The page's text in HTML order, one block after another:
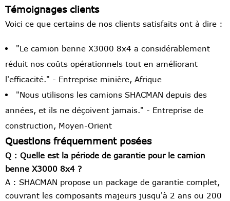
Témoignages clients
Voici ce que certains de nos clients satisfaits ont à dire :
"Le camion benne X3000 8x4 a considérablement
réduit nos coûts opérationnels tout en améliorant
l'efficacité." - Entreprise minière, Afrique
"Nous utilisons les camions SHACMAN depuis des
années, et ils ne déçoivent jamais." - Entreprise de
construction, Moyen-Orient
Questions fréquemment posées
Q : Quelle est la période de garantie pour le camion
benne X3000 8x4 ?
A : SHACMAN propose un package de garantie complet,
couvrant les composants majeurs jusqu'à 2 ans ou 200